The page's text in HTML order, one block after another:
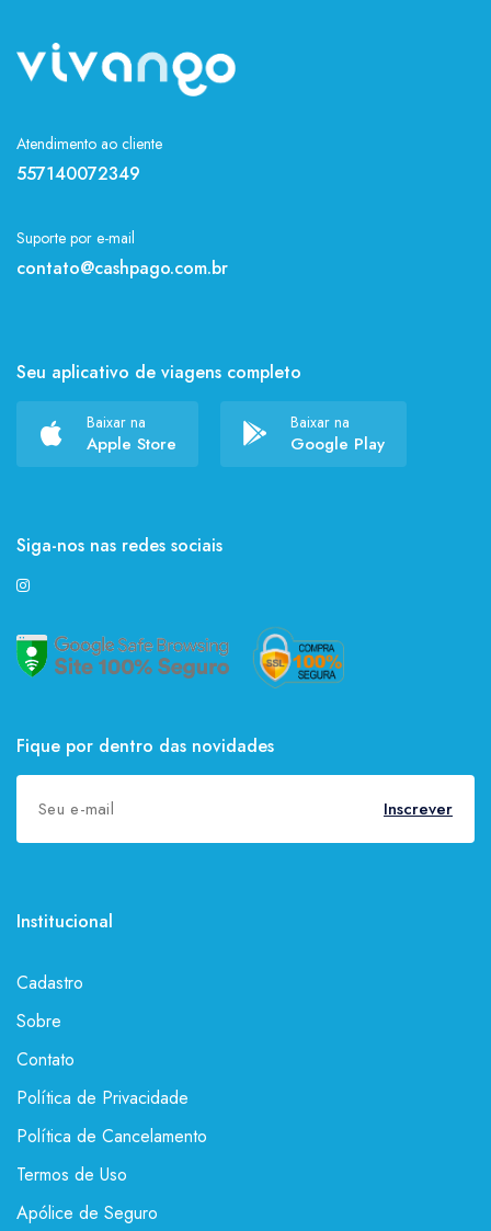
Atendimento ao cliente
557140072349
Suporte por e-mail
contato@cashpago.com.br
Seu aplicativo de viagens completo
Baixar na
Apple Store
Baixar na
Google Play
Siga-nos nas redes sociais
Fique por dentro das novidades
Inscrever
Institucional
Cadastro
Sobre
Contato
Política de Privacidade
Política de Cancelamento
Termos de Uso
Apólice de Seguro